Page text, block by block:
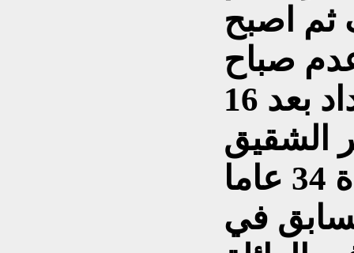
ثم اصبح
صباح
الاثنين 15-1-2007 في بغداد بعد 16
الشقيق
صدام حسين, كان لمدة 34 عاما
في